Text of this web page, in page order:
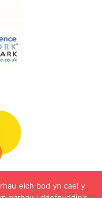
eich bod yn cael y